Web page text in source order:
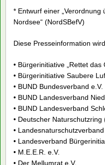
* Entwurf einer
Nordsee“ (NordSBefV)
Diese Presseinformation
• Bürgerinitiative „Rettet das
• Bürgerinitiative Saubere
• BUND Bundesverband e.V.
• BUND Landesverband
• BUND Landesverband
• Deutscher Naturschutzring
•
• Landesverband
• M.E.E.R. e.V.
• Der Mellumrat e.V.